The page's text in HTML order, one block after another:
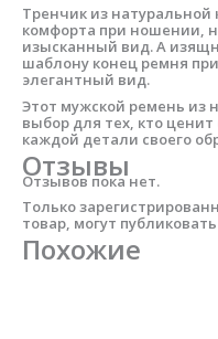
Тренчик из натуральной
комфорта при ношении,
изысканный вид. А
шаблону конец ремня
элегантный вид.
Этот мужской ремень
выбор для тех, кто ценит
каждой детали своего
Отзывы
Отзывов пока нет.
Только
товар, могут
Похожие